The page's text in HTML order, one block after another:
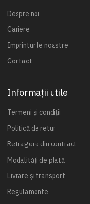
Despre noi
Cariere
Imprinturile noastre
Contact
Informații utile
Termeni și condiții
Politică de retur
Retragere din contract
Modalități de plată
Livrare și transport
Regulamente